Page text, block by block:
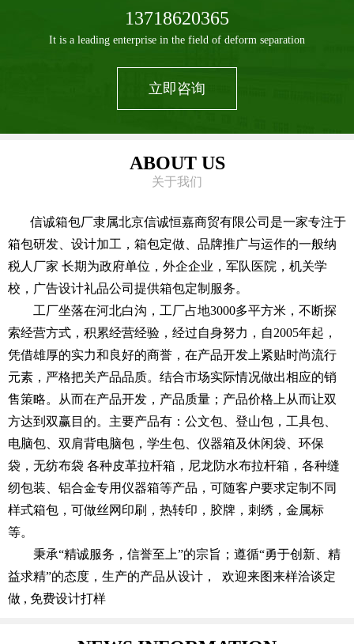
13718620365
It is a leading enterprise in the field of deform separation
立即咨询
ABOUT US
关于我们
信诚箱包厂隶属北京信诚恒嘉商贸有限公司是一家专注于
箱包研发、设计加工，箱包定做、品牌推广与运作的一般纳
税人厂家 长期为政府单位，外企企业，军队医院，机关学
校，广告设计礼品公司提供箱包定制服务。
工厂坐落在河北白沟，工厂占地3000多平方米，不断探
索经营方式，积累经营经验，经过自身努力，自2005年起，
凭借雄厚的实力和良好的商誉，在产品开发上紧贴时尚流行
元素，严格把关产品品质。结合市场实际情况做出相应的销
售策略。从而在产品开发，产品质量；产品价格上从而让双
方达到双赢目的。主要产品有：公文包、登山包，工具包、
电脑包、双肩背电脑包，学生包、仪器箱及休闲袋、环保
袋，无纺布袋 各种皮革拉杆箱，尼龙防水布拉杆箱，各种缝
纫包装、铝合金专用仪器箱等产品，可随客户要求定制不同
样式箱包，可做丝网印刷，热转印，胶牌，刺绣，金属标
等。
秉承“精诚服务，信誉至上”的宗旨；遵循“勇于创新、精
益求精”的态度，生产的产品从设计， 欢迎来图来样洽谈定
做 , 免费设计打样